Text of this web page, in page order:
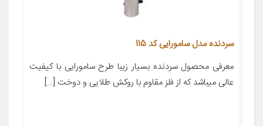
سردنده مدل سامورایی کد 115
معرفی محصول سردنده بسیار زیبا طرح سامورایی با کیفیت
عالی میباشد که از فلز مقاوم با روکش طلایی و دوخت […]